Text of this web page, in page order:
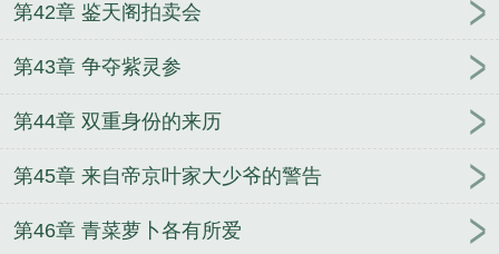
第42章 鉴天阁拍卖会
第43章 争夺紫灵参
第44章 双重身份的来历
第45章 来自帝京叶家大少爷的警告
第46章 青菜萝卜各有所爱